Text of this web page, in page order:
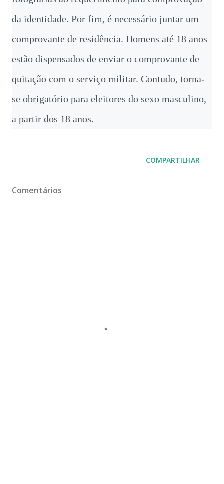
da identidade. Por fim, é necessário juntar um
comprovante de residência. Homens até 18 anos
estão dispensados de enviar o comprovante de
quitação com o serviço militar. Contudo, torna-
se obrigatório para eleitores do sexo masculino,
a partir dos 18 anos.
COMPARTILHAR
Comentários